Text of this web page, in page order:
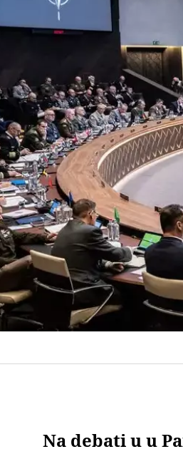
Na debati u u